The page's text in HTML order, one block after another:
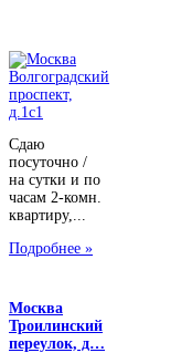
Сдаю
посуточно /
на сутки и по
часам 2-комн.
квартиру,...
Подробнее »
Москва
Троилинский
переулок, д…